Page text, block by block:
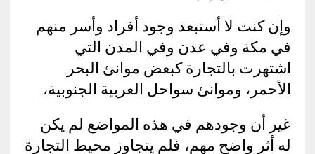
وإن كنت لا أستبعد وجود أفراد وأسر منهم
في مكة وفي عدن وفي المدن التي
اشتهرت بالتجارة كبعض موانئ البحر
الأحمر، وموانئ سواحل العربية الجنوبية،
غير أن وجودهم في هذه المواضع لم يكن
له أثر واضح مهم، فلم يتجاوز محيط التجارة